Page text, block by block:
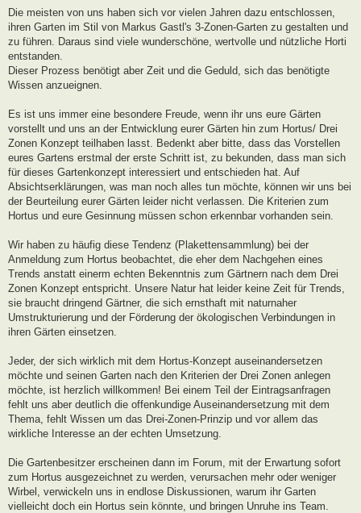
Die meisten von uns haben sich vor vielen Jahren dazu entschlossen,
ihren Garten im Stil von Markus Gastl's 3-Zonen-Garten zu gestalten und
zu führen. Daraus sind viele wunderschöne, wertvolle und nützliche Horti
entstanden.
Dieser Prozess benötigt aber Zeit und die Geduld, sich das benötigte
Wissen anzueignen.
Es ist uns immer eine besondere Freude, wenn ihr uns eure Gärten
vorstellt und uns an der Entwicklung eurer Gärten hin zum Hortus/ Drei
Zonen Konzept teilhaben lasst. Bedenkt aber bitte, dass das Vorstellen
eures Gartens erstmal der erste Schritt ist, zu bekunden, dass man sich
für dieses Gartenkonzept interessiert und entschieden hat. Auf
Absichtserklärungen, was man noch alles tun möchte, können wir uns bei
der Beurteilung eurer Gärten leider nicht verlassen. Die Kriterien zum
Hortus und eure Gesinnung müssen schon erkennbar vorhanden sein.
Wir haben zu häufig diese Tendenz (Plakettensammlung) bei der
Anmeldung zum Hortus beobachtet, die eher dem Nachgehen eines
Trends anstatt einerm echten Bekenntnis zum Gärtnern nach dem Drei
Zonen Konzept entspricht. Unsere Natur hat leider keine Zeit für Trends,
sie braucht dringend Gärtner, die sich ernsthaft mit naturnaher
Umstrukturierung und der Förderung der ökologischen Verbindungen in
ihren Gärten einsetzen.
Jeder, der sich wirklich mit dem Hortus-Konzept auseinandersetzen
möchte und seinen Garten nach den Kriterien der Drei Zonen anlegen
möchte, ist herzlich willkommen! Bei einem Teil der Eintragsanfragen
fehlt uns aber deutlich die offenkundige Auseinandersetzung mit dem
Thema, fehlt Wissen um das Drei-Zonen-Prinzip und vor allem das
wirkliche Interesse an der echten Umsetzung.
Die Gartenbesitzer erscheinen dann im Forum, mit der Erwartung sofort
zum Hortus ausgezeichnet zu werden, verursachen mehr oder weniger
Wirbel, verwickeln uns in endlose Diskussionen, warum ihr Garten
vielleicht doch ein Hortus sein könnte, und bringen Unruhe ins Team.